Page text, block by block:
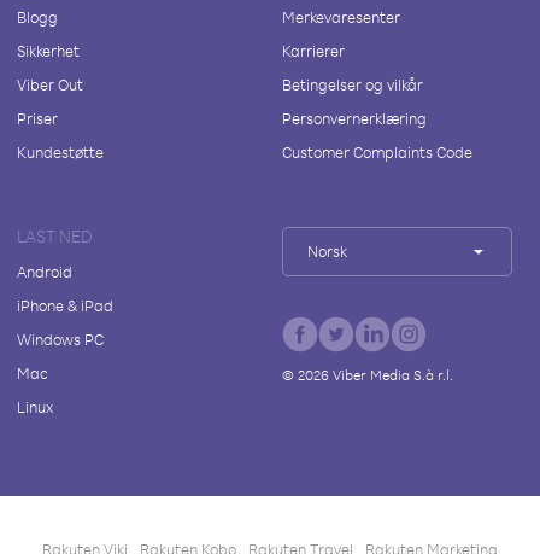
Blogg
Sikkerhet
Viber Out
Priser
Kundestøtte
Merkevaresenter
Karrierer
Betingelser og vilkår
Personvernerklæring
Customer Complaints Code
LAST NED
Android
iPhone & iPad
Windows PC
Mac
Linux
Norsk
© 2026Viber Media S.à r.l.
Rakuten Viki Rakuten Kobo Rakuten Travel Rakuten Marketing